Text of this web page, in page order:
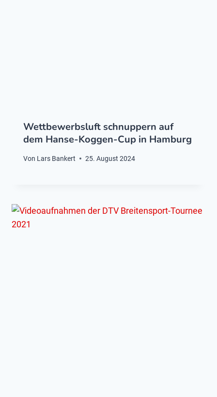
Wettbewerbsluft schnuppern auf
dem Hanse-Koggen-Cup in Hamburg
Von Lars Bankert 25. August 2024